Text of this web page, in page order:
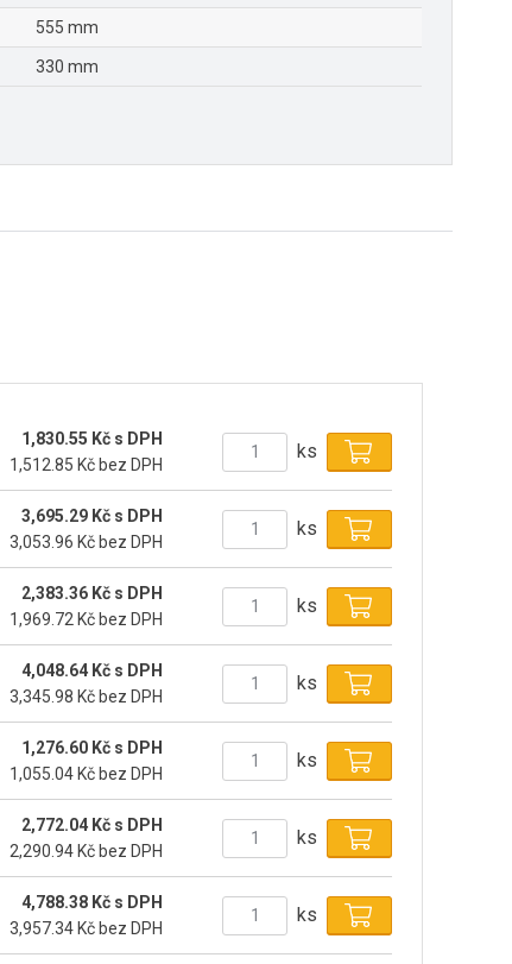
555 mm
330 mm
1,830.55 Kč s DPH
1,512.85 Kč bez DPH
ks
3,695.29 Kč s DPH
3,053.96 Kč bez DPH
ks
2,383.36 Kč s DPH
1,969.72 Kč bez DPH
ks
4,048.64 Kč s DPH
3,345.98 Kč bez DPH
ks
1,276.60 Kč s DPH
1,055.04 Kč bez DPH
ks
2,772.04 Kč s DPH
2,290.94 Kč bez DPH
ks
4,788.38 Kč s DPH
3,957.34 Kč bez DPH
ks